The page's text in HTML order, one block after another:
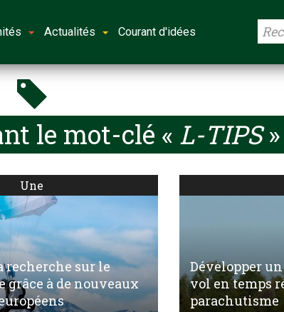
Actualités Courant d'idées
le mot-clé « L-TIPS»
Une
recherche sur le
grâce à de nouveaux
Développer
vol en temps
parachutisme